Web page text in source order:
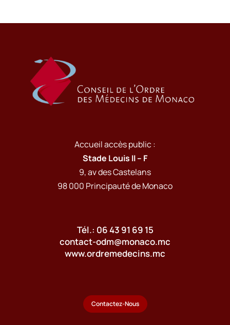
Accueil accès public :
Stade Louis II – F
9, av des Castelans
98 000 Principauté de Monaco
Tél.: 06 43 91 69 15
contact-odm@monaco.mc
www.ordremedecins.mc
Contactez-Nous